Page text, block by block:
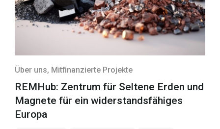
Über uns, Mitfinanzierte Projekte
REMHub: Zentrum für Seltene Erden und
Magnete für ein widerstandsfähiges
Europa